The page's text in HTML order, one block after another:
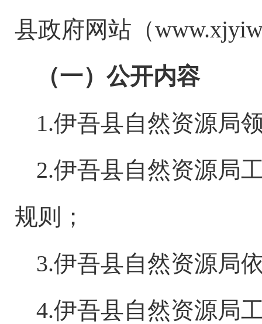
县政府网站（
（一）公开内容
1.伊吾县自然资源局
2.伊吾县自然资源局
规则；
3.伊吾县自然资源局
4.伊吾县自然资源局